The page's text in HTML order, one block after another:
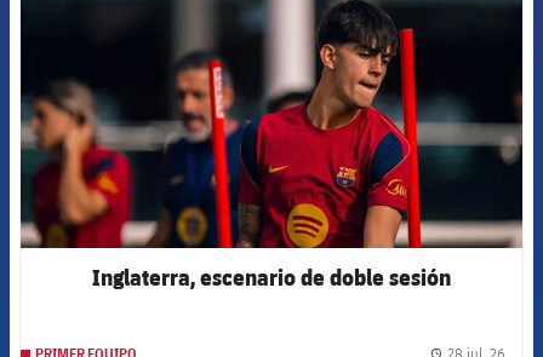
Inglaterra, escenario de doble sesión